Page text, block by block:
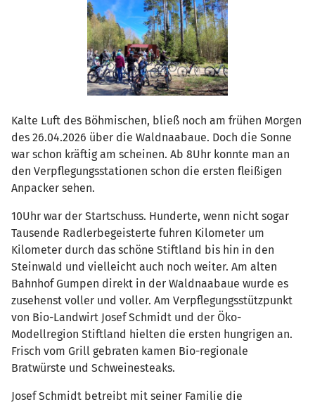
Kalte Luft des Böhmischen, bließ noch am frühen Morgen
des 26.04.2026 über die Waldnaabaue. Doch die Sonne
war schon kräftig am scheinen. Ab 8Uhr konnte man an
den Verpflegungsstationen schon die ersten fleißigen
Anpacker sehen.
10Uhr war der Startschuss. Hunderte, wenn nicht sogar
Tausende Radlerbegeisterte fuhren Kilometer um
Kilometer durch das schöne Stiftland bis hin in den
Steinwald und vielleicht auch noch weiter. Am alten
Bahnhof Gumpen direkt in der Waldnaabaue wurde es
zusehenst voller und voller. Am Verpflegungsstützpunkt
von Bio-Landwirt Josef Schmidt und der Öko-
Modellregion Stiftland hielten die ersten hungrigen an.
Frisch vom Grill gebraten kamen Bio-regionale
Bratwürste und Schweinesteaks.
Josef Schmidt betreibt mit seiner Familie die